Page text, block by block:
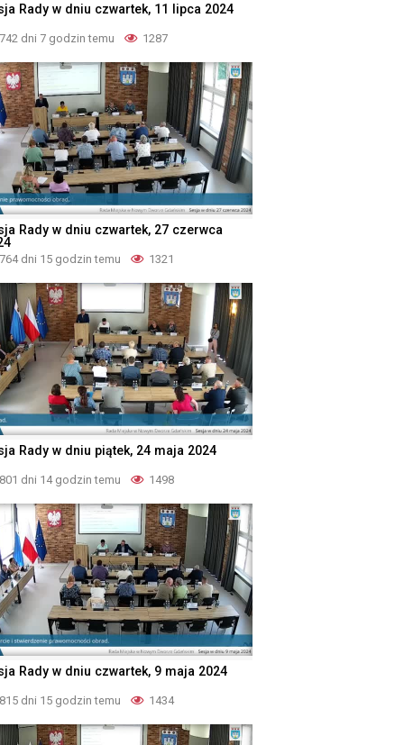
Rady w dniu czwartek, 11 lipca 2024
742 dni 7 godzin temu 1287
Rady w dniu czwartek, 27 czerwca
764 dni 15 godzin temu 1321
Rady w dniu piątek, 24 maja 2024
801 dni 14 godzin temu 1498
Rady w dniu czwartek, 9 maja 2024
815 dni 15 godzin temu 1434